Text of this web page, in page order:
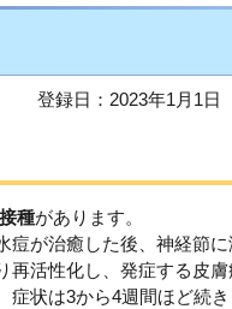
登録日：2023年1月1日
種があります。
が治癒した後、神経節
活性化し、発症する皮
状は3から4週間ほど続